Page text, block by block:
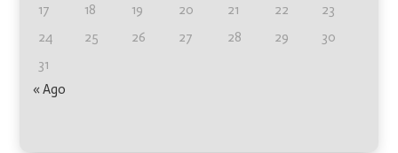
17
18 19 20 21 22
23
24
25 26 27 28 29
30
31
« Ago